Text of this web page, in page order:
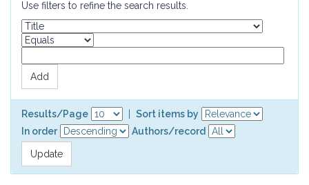
Use filters to refine the search results.
Results/Page
Sort items by
In order
Authors/record